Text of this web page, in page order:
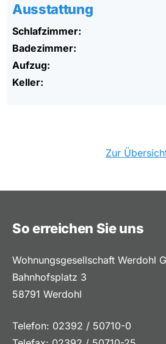
Ausstattung
Schlafzimmer:
Badezimmer:
Aufzug:
Keller:
Zur
So erreichen Sie uns
Wohnungsgesellschaft Werdohl
Bahnhofsplatz 3
58791 Werdohl
Telefon: 02392 / 50710-0